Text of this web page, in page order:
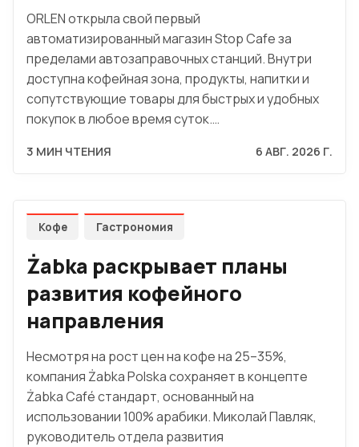
ORLEN открыла свой первый
автоматизированный магазин Stop Cafe за
пределами автозаправочных станций. Внутри
доступна кофейная зона, продукты, напитки и
сопутствующие товары для быстрых и удобных
покупок в любое время суток.…
3 МИН ЧТЕНИЯ 6 АВГ. 2026 Г.
Кофе Гастрономия
Żabka раскрывает планы
развития кофейного
направления
Несмотря на рост цен на кофе на 25–35%,
компания Żabka Polska сохраняет в концепте
Żabka Café стандарт, основанный на
использовании 100% арабики. Миколай Павляк,
руководитель отдела развития